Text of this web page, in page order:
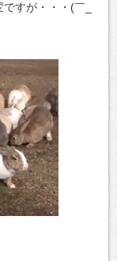
ですが・・・(￣_